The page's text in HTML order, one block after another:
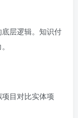
层逻辑。知识付
目对比实体项